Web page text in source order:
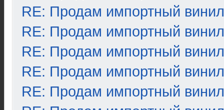
RE: Продам импортный винил
RE: Продам импортный винил
RE: Продам импортный винил
RE: Продам импортный винил
RE: Продам импортный винил